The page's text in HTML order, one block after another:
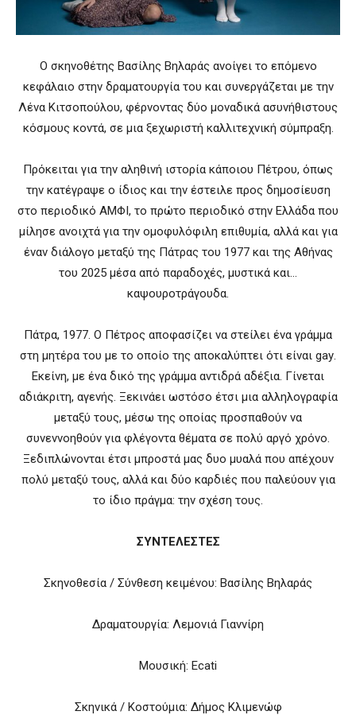
Ο σκηνοθέτης Βασίλης Βηλαράς ανοίγει το επόμενο
κεφάλαιο στην δραματουργία του και συνεργάζεται με την
Λένα Κιτσοπούλου, φέρνοντας δύο μοναδικά ασυνήθιστους
κόσμους κοντά, σε μια ξεχωριστή καλλιτεχνική σύμπραξη.
Πρόκειται για την αληθινή ιστορία κάποιου Πέτρου, όπως
την κατέγραψε ο ίδιος και την έστειλε προς δημοσίευση
στο περιοδικό ΑΜΦΙ, το πρώτο περιοδικό στην Ελλάδα που
μίλησε ανοιχτά για την ομοφυλόφιλη επιθυμία, αλλά και για
έναν διάλογο μεταξύ της Πάτρας του 1977 και της Αθήνας
του 2025 μέσα από παραδοχές, μυστικά και…
καψουροτράγουδα.
Πάτρα, 1977. Ο Πέτρος αποφασίζει να στείλει ένα γράμμα
στη μητέρα του με το οποίο της αποκαλύπτει ότι είναι gay.
Εκείνη, με ένα δικό της γράμμα αντιδρά αδέξια. Γίνεται
αδιάκριτη, αγενής. Ξεκινάει ωστόσο έτσι μια αλληλογραφία
μεταξύ τους, μέσω της οποίας προσπαθούν να
συνεννοηθούν για φλέγοντα θέματα σε πολύ αργό χρόνο.
Ξεδιπλώνονται έτσι μπροστά μας δυο μυαλά που απέχουν
πολύ μεταξύ τους, αλλά και δύο καρδιές που παλεύουν για
το ίδιο πράγμα: την σχέση τους.
ΣΥΝΤΕΛΕΣΤΕΣ
Σκηνοθεσία / Σύνθεση κειμένου: Βασίλης Βηλαράς
Δραματουργία: Λεμονιά Γιαννίρη
Μουσική: Ecati
Σκηνικά / Κοστούμια: Δήμος Κλιμενώφ